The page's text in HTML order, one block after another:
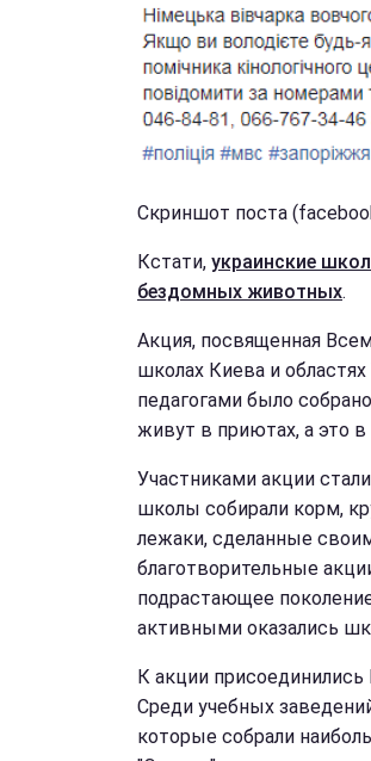
Скриншот поста
Кстати, украинские
бездомных животных.
Акция, посвященная
школах Киева и
педагогами было
живут в приютах, а это
Участниками акции
школы собирали корм,
лежаки, сделанные
благотворительные
подрастающее
активными оказались
К акции
Среди учебных
которые собрали